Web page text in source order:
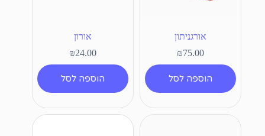
אורגניתון
₪75.00
הוספה לסל
אורון
₪24.00
הוספה לסל